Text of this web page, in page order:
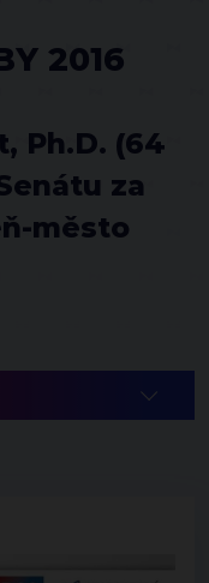
2016
Ph.D. (64
za
město